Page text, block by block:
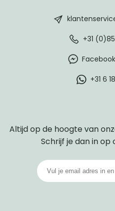
+31
+31 6
Altijd op de hoogte van
Schrijf je dan in op